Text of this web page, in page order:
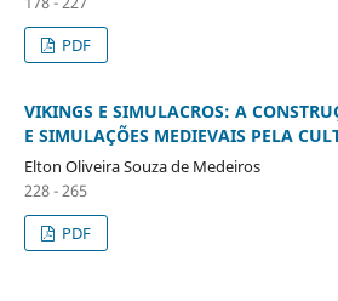
PDF
VIKINGS E SIMULACROS: A
E SIMULAÇÕES MEDIEVAIS PELA
Elton Oliveira Souza de Medeiros
228 - 265
PDF